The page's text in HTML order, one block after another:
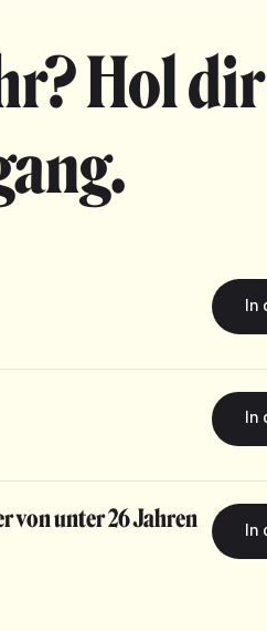
Hol
von unter 26 Jahren